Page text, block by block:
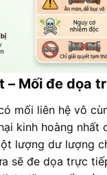
– Mối đe dọa
mối liên hệ vô
kinh hoàng
lượng dư lượng
sẽ đe dọa trực